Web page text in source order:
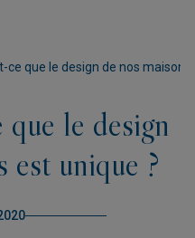
ce que le design de nos maisons
le design
est unique ?